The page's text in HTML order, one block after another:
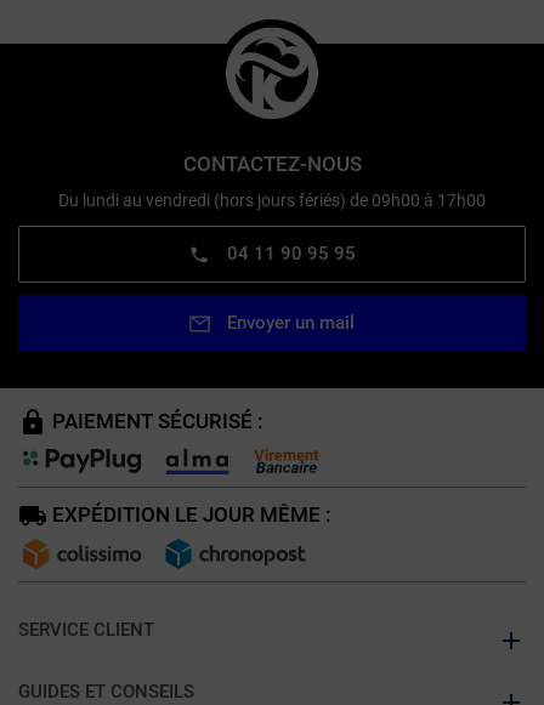
CONTACTEZ-NOUS
Du lundi au vendredi (hors jours fériés) de 09h00 à 17h00
04 11 90 95 95
Envoyer un mail
PAIEMENT SÉCURISÉ :
EXPÉDITION LE JOUR MÊME :
SERVICE CLIENT
GUIDES ET CONSEILS